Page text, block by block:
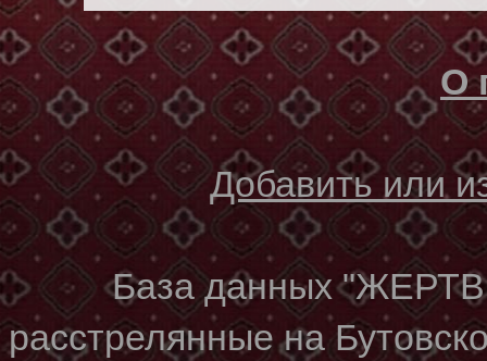
О
Добавить или
База данных
расстрелянные на